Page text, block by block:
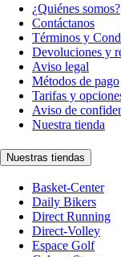
¿Quiénes somos?
Contáctanos
Términos y
Devoluciones y
Aviso legal
Métodos de pago
Tarifas y
Aviso de
Nuestra tienda
Nuestras tiendas
Basket-Center
Daily Bikers
Direct Running
Direct-Volley
Espace Golf